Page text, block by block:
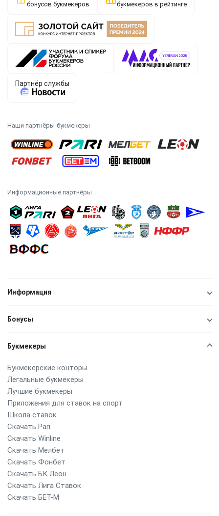
Наши партнёры-букмекеры
Информационные партнёры
Информация
Бонусы
Букмекеры
Букмекерские конторы
Легальные букмекеры
Лучшие букмекеры
Приложения для ставок на спорт
Школа ставок
Скачать Pari
Скачать Winline
Скачать Мелбет
Скачать Фонбет
Скачать БК Леон
Скачать Лига Ставок
Скачать БЕТ-М